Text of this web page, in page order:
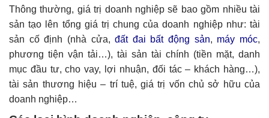
Thông thường, giá trị doanh nghiệp sẽ bao gồm nhiều tài
sản tạo lên tổng giá trị chung của doanh nghiệp như: tài
sản cố định (nhà cửa,đất đai bất động sản, máy móc,
phương tiện vận tải…), tài sản tài chính (tiền mặt, danh
mục đầu tư, cho vay, lợi nhuận, đối tác – khách hàng…),
tài sản thương hiệu – trí tuệ, giá trị vốn chủ sở hữu của
doanh nghiệp…